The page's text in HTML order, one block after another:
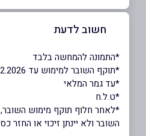
חשוב לדעת
ָ*התמונה להמחשה בלבד
*תוקף השובר למימוש עד 31.12.2026
*עד גמר המלאי
*ט.ל.ח
*לאחר חלוף תוקף מימוש
השובר ולא יינתן זיכוי או החזר